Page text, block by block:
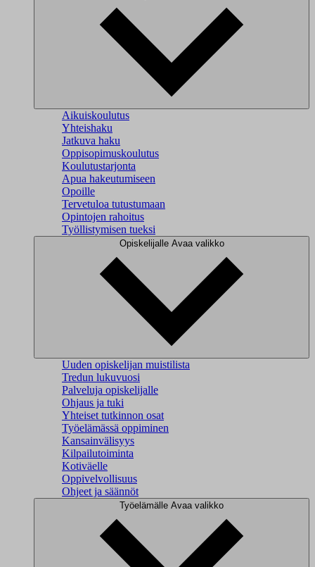
Aikuiskoulutus
Yhteishaku
Jatkuva haku
Oppisopimuskoulutus
Koulutustarjonta
Apua hakeutumiseen
Opoille
Tervetuloa tutustumaan
Opintojen rahoitus
Työllistymisen tueksi
Opiskelijalle Avaa valikko
Uuden opiskelijan muistilista
Tredun lukuvuosi
Palveluja opiskelijalle
Ohjaus ja tuki
Yhteiset tutkinnon osat
Työelämässä oppiminen
Kansainvälisyys
Kilpailutoiminta
Kotiväelle
Oppivelvollisuus
Ohjeet ja säännöt
Työelämälle Avaa valikko